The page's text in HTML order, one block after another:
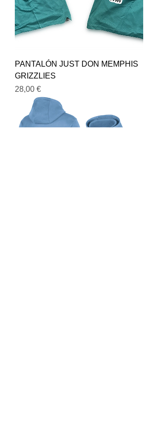
PANTALÓN JUST DON MEMPHIS
GRIZZLIES
Precio
28,00 €